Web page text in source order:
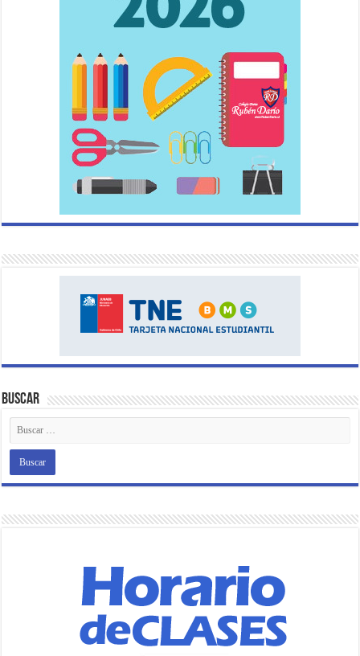
Buscar